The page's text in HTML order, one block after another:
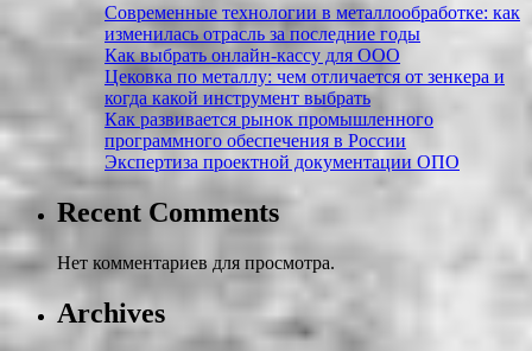
Современные технологии в металлообработке: как
изменилась отрасль за последние годы
Как выбрать онлайн-кассу для ООО
Цековка по металлу: чем отличается от зенкера и
когда какой инструмент выбрать
Как развивается рынок промышленного
программного обеспечения в России
Экспертиза проектной документации ОПО
Recent Comments
Нет комментариев для просмотра.
Archives